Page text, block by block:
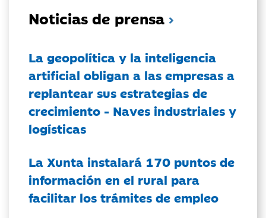
Noticias de prensa
La geopolítica y la inteligencia
artificial obligan a las empresas a
replantear sus estrategias de
crecimiento - Naves industriales y
logísticas
La Xunta instalará 170 puntos de
información en el rural para
facilitar los trámites de empleo